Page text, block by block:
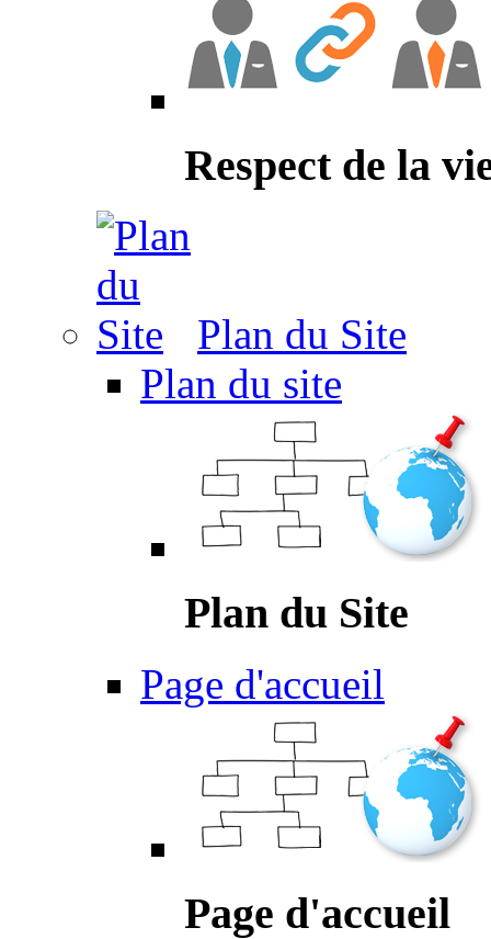
Respect de la
Plan du Site
Plan du site
Plan du Site
Page d'accueil
Page d'accueil